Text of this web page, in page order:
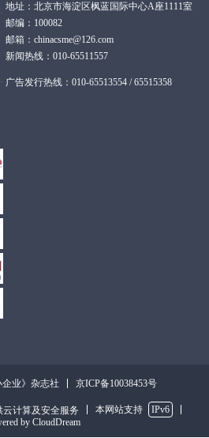
地址：北京市海淀区枫蓝国际中心A座1111室
邮编：100082
邮箱：chinacsme@126.com
新闻热线：010-65511557
广告发行热线：010-65513554 / 65515358
业》杂志社 京ICP备10038453号
计算及安全服务 本网站支持
IPv6
by CloudDream